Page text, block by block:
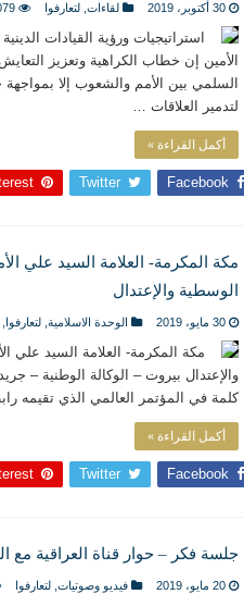
30 أكتوبر، 2019 لقاءات ,لتعارفوا
استراتيجيات ورؤية القيادات
الأمين إن خطاب الكراهية وتعزيز
السلمي بين الأمم والشعوب إلا
لتدمير العلاقات …
أكمل القراءة »
Facebook
Twitter
مكة المكرمة- العلامة السيد علي
الوسطية والإعتدال
30 مايو، 2019 الوحدة الاسلامية ,لتعارفوا
مكة المكرمة- العلامة السيد علي
والإعتدال بيروت – الوكالة الوطنية –
كلمة في المؤتمر العالمي الذي تقيمه
أكمل القراءة »
Facebook
Twitter
جلسة فكر – حوار قناة العراقية مع
20 مايو، 2019 فيديو وصوتيات ,لتعارفوا